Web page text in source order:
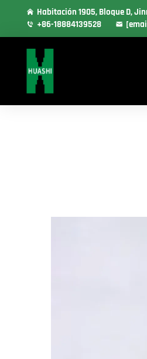
Habitación 1905, Bloque D,
+86-18884139528